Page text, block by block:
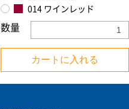
014 ワインレッド
数量
カートに入れる